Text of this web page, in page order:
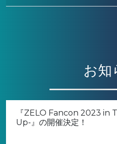
お知
『ZELO Fancon 2023 in
Up-』の開催決定！